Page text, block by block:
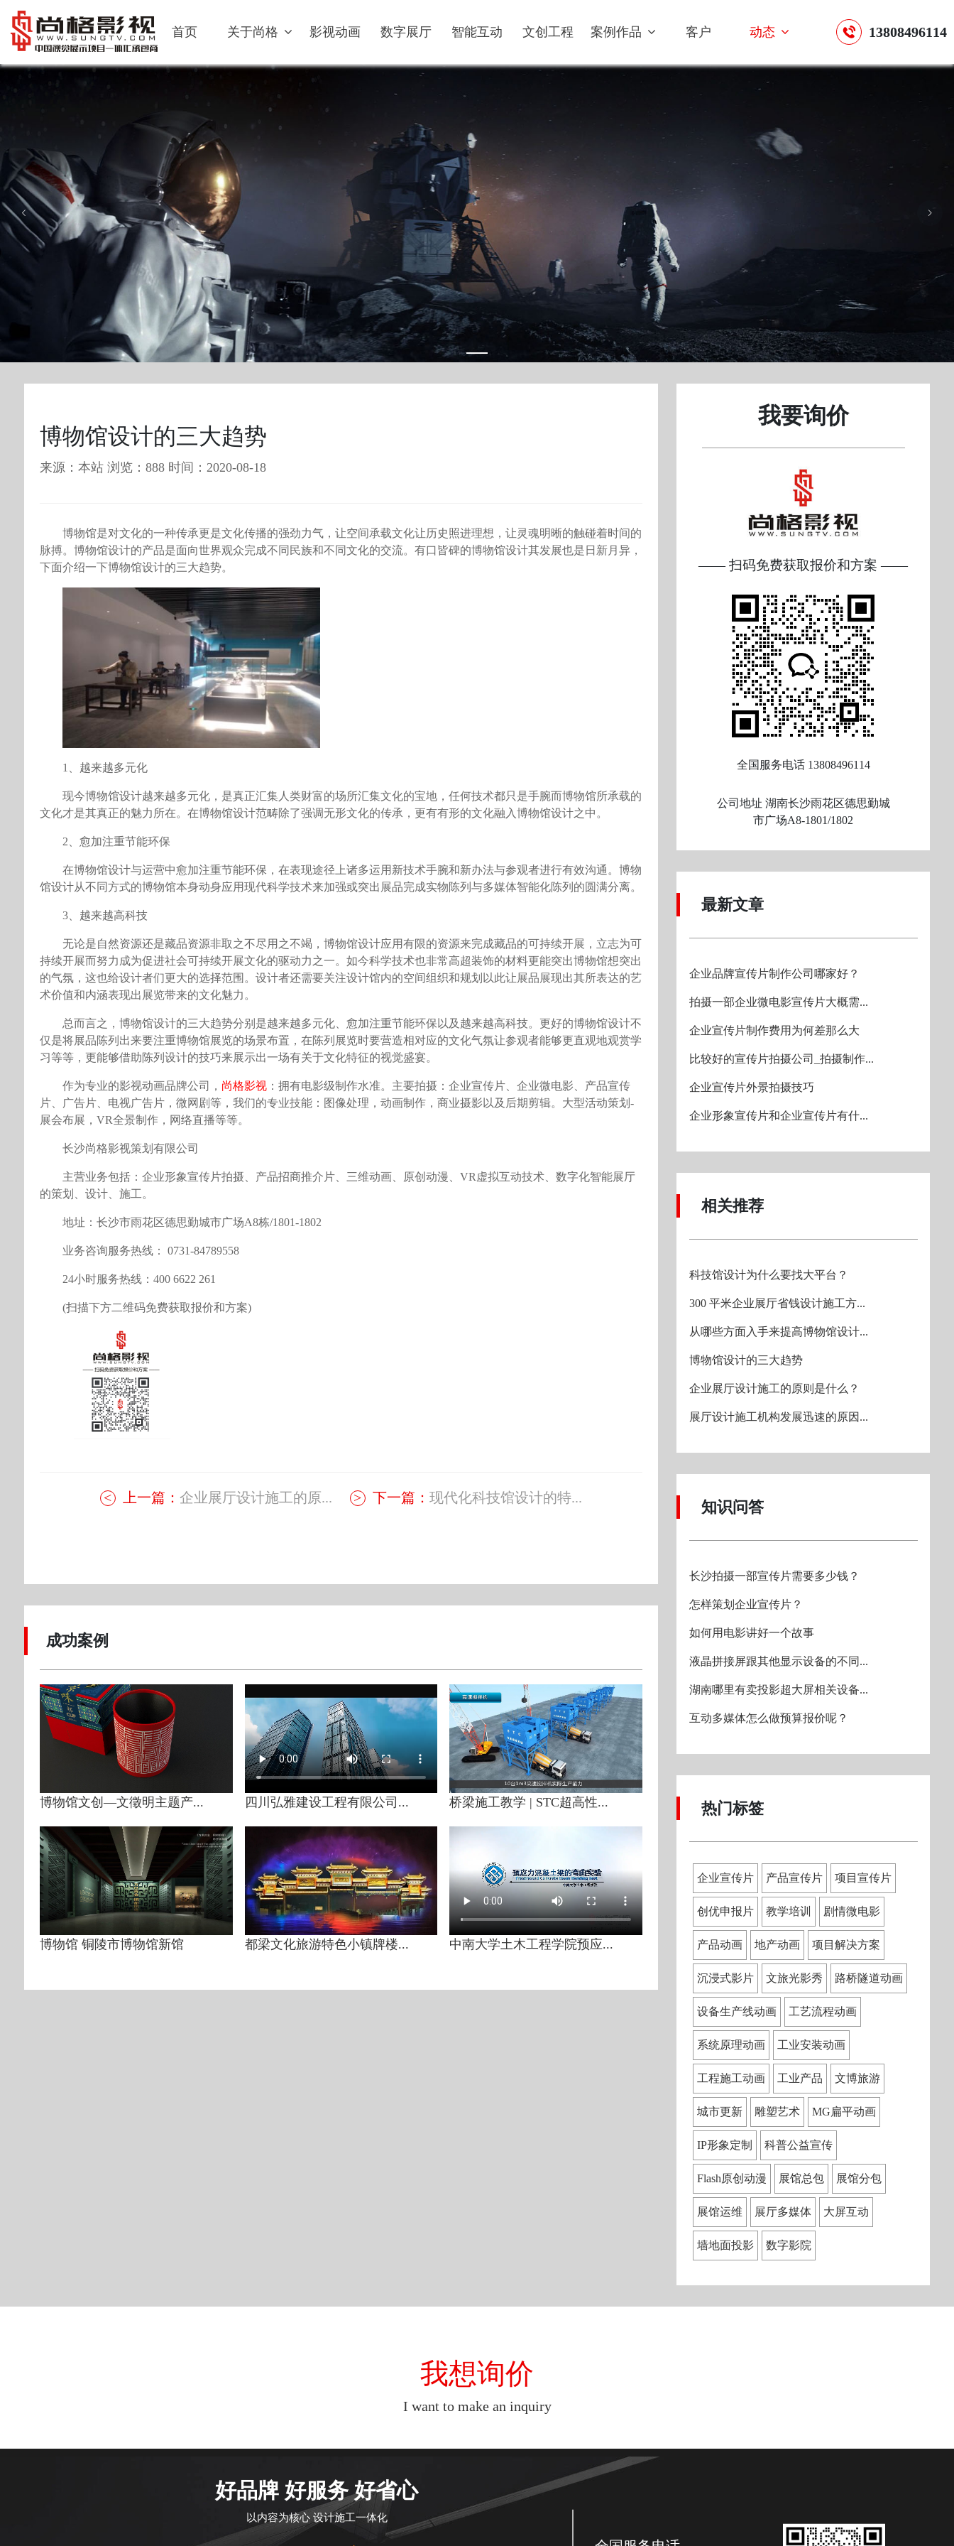
首页 关于尚格 影视动画 数字展厅 智能互动 文创工程 案例作品 客户 动态 13808496114
博物馆设计的三大趋势
来源：本站 浏览：888 时间：2020-08-18
博物馆是对文化的一种传承更是文化传播的强劲力气，让空间承载文化让历史照进理想，让灵魂明晰的触碰着时间的
脉搏。博物馆设计的产品是面向世界观众完成不同民族和不同文化的交流。有口皆碑的博物馆设计其发展也是日新月异，
下面介绍一下博物馆设计的三大趋势。
1、越来越多元化
现今博物馆设计越来越多元化，是真正汇集人类财富的场所汇集文化的宝地，任何技术都只是手腕而博物馆所承载的
文化才是其真正的魅力所在。在博物馆设计范畴除了强调无形文化的传承，更有有形的文化融入博物馆设计之中。
2、愈加注重节能环保
在博物馆设计与运营中愈加注重节能环保，在表现途径上诸多运用新技术手腕和新办法与参观者进行有效沟通。博物
馆设计从不同方式的博物馆本身动身应用现代科学技术来加强或突出展品完成实物陈列与多媒体智能化陈列的圆满分离。
3、越来越高科技
无论是自然资源还是藏品资源非取之不尽用之不竭，博物馆设计应用有限的资源来完成藏品的可持续开展，立志为可
持续开展而努力成为促进社会可持续开展文化的驱动力之一。如今科学技术也非常高超装饰的材料更能突出博物馆想突出
的气氛，这也给设计者们更大的选择范围。设计者还需要关注设计馆内的空间组织和规划以此让展品展现出其所表达的艺
术价值和内涵表现出展览带来的文化魅力。
总而言之，博物馆设计的三大趋势分别是越来越多元化、愈加注重节能环保以及越来越高科技。更好的博物馆设计不
仅是将展品陈列出来要注重博物馆展览的场景布置，在陈列展览时要营造相对应的文化气氛让参观者能够更直观地观赏学
习等等，更能够借助陈列设计的技巧来展示出一场有关于文化特征的视觉盛宴。
作为专业的影视动画品牌公司， 尚格影视：拥有电影级制作水准。主要拍摄：企业宣传片、企业微电影、产品宣传
片、广告片、电视广告片，微网剧等，我们的专业技能：图像处理，动画制作，商业摄影以及后期剪辑。大型活动策划-
展会布展，VR全景制作，网络直播等等。
长沙尚格影视策划有限公司
主营业务包括：企业形象宣传片拍摄、产品招商推介片、三维动画、原创动漫、VR虚拟互动技术、数字化智能展厅
的策划、设计、施工。
地址：长沙市雨花区德思勤城市广场A8栋/1801-1802
业务咨询服务热线： 0731-84789558
24小时服务热线：400 6622 261
(扫描下方二维码免费获取报价和方案)
上一篇： 企业展厅设计施工的原... 下一篇： 现代化科技馆设计的特...
成功案例
博物馆文创—文徵明主题产... 四川弘雅建设工程有限公司... 桥梁施工教学 | STC超高性...
博物馆 铜陵市博物馆新馆 都梁文化旅游特色小镇牌楼... 中南大学土木工程学院预应...
我要询价
—— 扫码免费获取报价和方案 ——
全国服务电话 13808496114
公司地址 湖南长沙雨花区德思勤城
市广场A8-1801/1802
最新文章
企业品牌宣传片制作公司哪家好？
拍摄一部企业微电影宣传片大概需...
企业宣传片制作费用为何差那么大
比较好的宣传片拍摄公司_拍摄制作...
企业宣传片外景拍摄技巧
企业形象宣传片和企业宣传片有什...
相关推荐
科技馆设计为什么要找大平台？
300 平米企业展厅省钱设计施工方...
从哪些方面入手来提高博物馆设计...
博物馆设计的三大趋势
企业展厅设计施工的原则是什么？
展厅设计施工机构发展迅速的原因...
知识问答
长沙拍摄一部宣传片需要多少钱？
怎样策划企业宣传片？
如何用电影讲好一个故事
液晶拼接屏跟其他显示设备的不同...
湖南哪里有卖投影超大屏相关设备...
互动多媒体怎么做预算报价呢？
热门标签
企业宣传片 产品宣传片 项目宣传片
创优申报片 教学培训 剧情微电影
产品动画 地产动画 项目解决方案
沉浸式影片 文旅光影秀 路桥隧道动画
设备生产线动画 工艺流程动画
系统原理动画 工业安装动画
工程施工动画 工业产品 文博旅游
城市更新 雕塑艺术 MG扁平动画
IP形象定制 科普公益宣传
Flash原创动漫 展馆总包 展馆分包
展馆运维 展厅多媒体 大屏互动
墙地面投影 数字影院
我想询价
I want to make an inquiry
好品牌 好服务 好省心
以内容为核心 设计施工一体化